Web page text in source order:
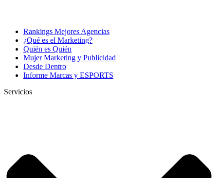
Rankings Mejores Agencias
¿Qué es el Marketing?
Quién es Quién
Mujer Marketing y Publicidad
Desde Dentro
Informe Marcas y ESPORTS
Servicios